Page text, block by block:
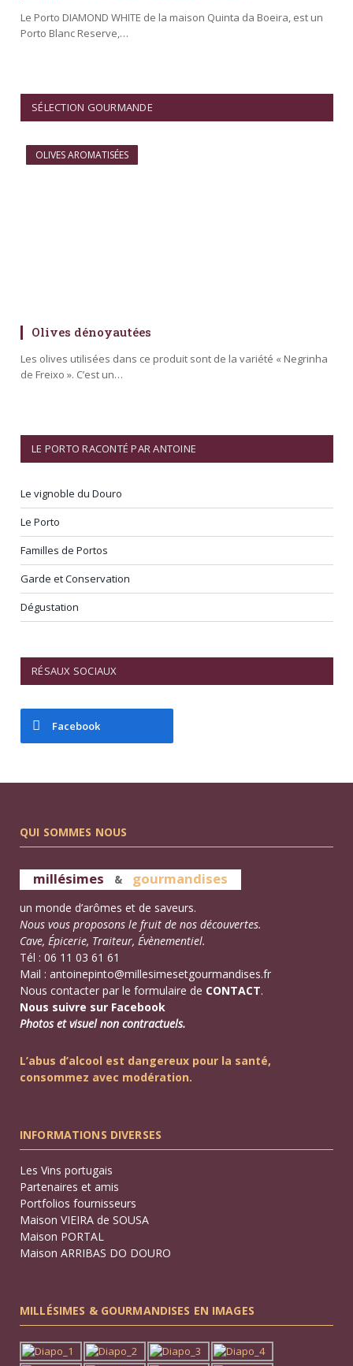
Le Porto DIAMOND WHITE de la maison Quinta da Boeira, est un
Porto Blanc Reserve,…
SÉLECTION GOURMANDE
OLIVES AROMATISÉES
Olives dénoyautées
Les olives utilisées dans ce produit sont de la variété « Negrinha
de Freixo ». C’est un…
LE PORTO RACONTÉ PAR ANTOINE
Le vignoble du Douro
Le Porto
Familles de Portos
Garde et Conservation
Dégustation
RÉSAUX SOCIAUX
Facebook
QUI SOMMES NOUS
millésimes & gourmandises
un monde d’arômes et de saveurs.
Nous vous proposons le fruit de nos découvertes.
Cave, Épicerie, Traiteur, Évènementiel.
Tél : 06 11 03 61 61
Mail : antoinepinto@millesimesetgourmandises.fr
Nous contacter par le formulaire de CONTACT.
Nous suivre sur Facebook
Photos et visuel non contractuels.
L’abus d’alcool est dangereux pour la santé,
consommez avec modération.
INFORMATIONS DIVERSES
Les Vins portugais
Partenaires et amis
Portfolios fournisseurs
Maison VIEIRA de SOUSA
Maison PORTAL
Maison ARRIBAS DO DOURO
MILLÉSIMES & GOURMANDISES EN IMAGES